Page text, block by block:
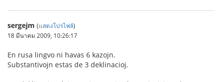
sergejm (แสดงโปรไฟล์)
18 มีนาคม 2009, 10:26:17
En rusa lingvo ni havas 6 kazojn.
Substantivojn estas de 3 deklinacioj.